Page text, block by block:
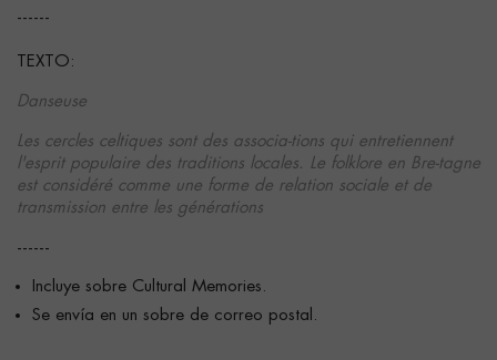
------
TEXTO:
Danseuse
Les cercles celtiques sont des associa-tions qui entretiennent
l'esprit populaire des traditions locales. Le folklore en Bre-tagne
est considéré comme une forme de relation sociale et de
transmission entre les générations
------
Incluye sobre Cultural Memories.
Se envía en un sobre de correo postal.